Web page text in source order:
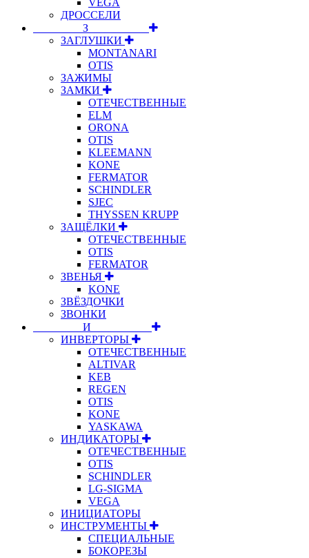
ДРОССЕЛИ
⠀⠀⠀⠀⠀⠀З⠀⠀⠀⠀⠀⠀⠀
ЗАГЛУШКИ
MONTANARI
OTIS
ЗАЖИМЫ
ЗАМКИ
ОТЕЧЕСТВЕННЫЕ
ELM
ORONA
OTIS
KLEEMANN
KONE
FERMATOR
SCHINDLER
SJEC
THYSSEN KRUPP
ЗАЩЁЛКИ
ОТЕЧЕСТВЕННЫЕ
OTIS
FERMATOR
ЗВЕНЬЯ
KONE
ЗВЁЗДОЧКИ
ЗВОНКИ
⠀⠀⠀⠀⠀⠀И⠀⠀⠀⠀⠀⠀⠀
ИНВЕРТОРЫ
ОТЕЧЕСТВЕННЫЕ
ALTIVAR
KEB
REGEN
OTIS
KONE
YASKAWA
ИНДИКАТОРЫ
ОТЕЧЕСТВЕННЫЕ
OTIS
SCHINDLER
LG-SIGMA
VEGA
ИНИЦИАТОРЫ
ИНСТРУМЕНТЫ
СПЕЦИАЛЬНЫЕ
БОКОРЕЗЫ